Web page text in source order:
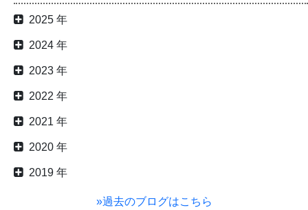
2025 年
2024 年
2023 年
2022 年
2021 年
2020 年
2019 年
»過去のブログはこちら